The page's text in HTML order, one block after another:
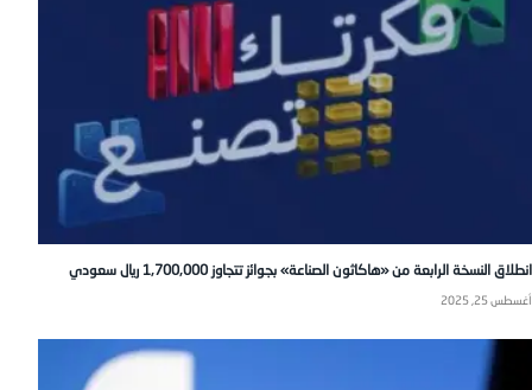
انطلاق النسخة الرابعة من «هاكاثون الصناعة» بجوائز تتجاوز 1,700,000 ريال سعودي
أغسطس 25, 2025